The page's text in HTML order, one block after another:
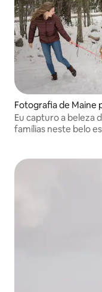
Fotografia de Maine
Eu capturo a beleza
famílias neste belo